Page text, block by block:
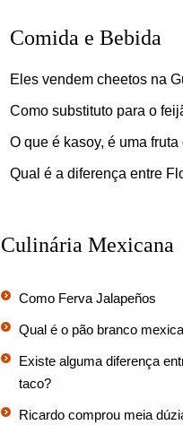
Comida e Bebida
Eles vendem cheetos na
Como substituto para o
O que é kasoy, é uma
Qual é a diferença entre
Culinária Mexicana
Como Ferva Jalapeños
Qual é o pão branco
Existe alguma diferença
taco?
Ricardo comprou meia